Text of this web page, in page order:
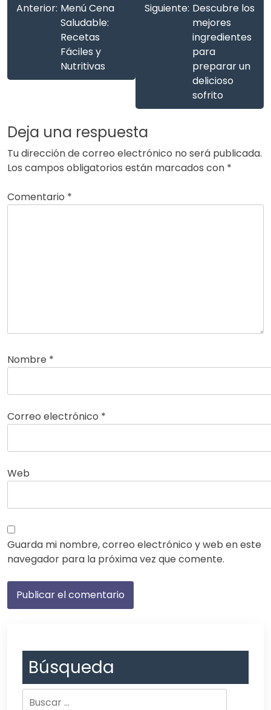
Anterior: Menú Cena
Saludable:
Recetas
Fáciles y
Nutritivas
Siguiente: Descubre los
mejores
ingredientes
para
preparar un
delicioso
sofrito
Deja una respuesta
Tu dirección de correo electrónico no será publicada.
Los campos obligatorios están marcados con *
Comentario *
Nombre *
Correo electrónico *
Web
Guarda mi nombre, correo electrónico y web en este
navegador para la próxima vez que comente.
Búsqueda